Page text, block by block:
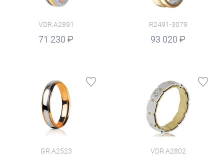
VDR.A2891
71 230
R2491-3079
93 020
GR.A2523 VDR.A2802